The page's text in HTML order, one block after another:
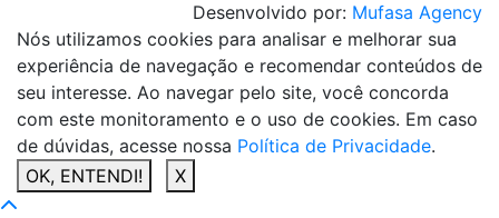
Desenvolvido por: Mufasa Agency
Nós utilizamos cookies para analisar e melhorar sua
experiência de navegação e recomendar conteúdos de
seu interesse. Ao navegar pelo site, você concorda
com este monitoramento e o uso de cookies. Em caso
de dúvidas, acesse nossa Política de Privacidade.
OK, ENTENDI!
X